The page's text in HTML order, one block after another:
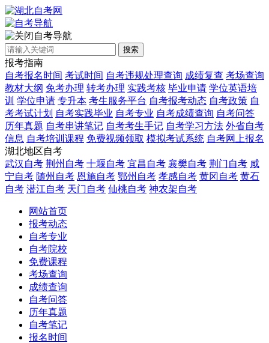
自考导航
搜索
报考指南
自考报名时间 考试时间 自考违规处理查询 成绩复查 考场查询
教材大纲 免考办理 转考办理 实践考核 毕业申请 学位英语培
训 学位申请 专升本 考生服务平台 自考报考动态 自考政策 自
考考试计划 自考实践毕业 自考专业 自考成绩查询 自考问答
历年真题 自考串讲笔记 自考考生手记 自考学习方法 外省自考
信息 自考培训课程 免费视频领取 模拟考试系统 自考网上报名
湖北地区自考
武汉自考 荆州自考 十堰自考 宜昌自考 襄樊自考 荆门自考 咸
宁自考 随州自考 恩施自考 鄂州自考 孝感自考 黄冈自考 黄石
自考 潜江自考 天门自考 仙桃自考 神农架自考
网站首页
报考动态
自考专业
自考院校
免费课程
考场查询
成绩查询
自考问答
历年真题
自考笔记
报名时间